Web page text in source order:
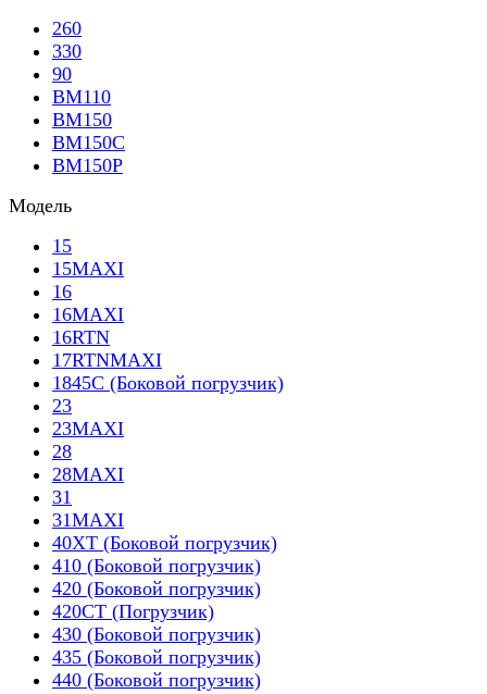
260
330
90
BM110
BM150
BM150C
BM150P
Модель
15
15MAXI
16
16MAXI
16RTN
17RTNMAXI
1845C (Боковой погрузчик)
23
23MAXI
28
28MAXI
31
31MAXI
40XT (Боковой погрузчик)
410 (Боковой погрузчик)
420 (Боковой погрузчик)
420CT (Погрузчик)
430 (Боковой погрузчик)
435 (Боковой погрузчик)
440 (Боковой погрузчик)